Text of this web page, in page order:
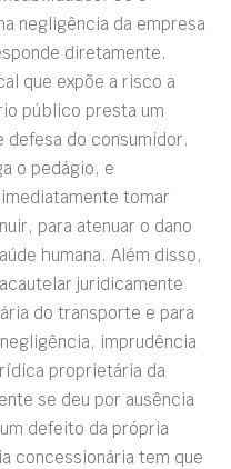
negligência da empresa
diretamente.
que expõe a risco a
público presta um
do consumidor.
o pedágio, e
tomar
para atenuar o dano
humana. Além disso,
juridicamente
do transporte e para
imprudência
proprietária da
se deu por ausência
defeito da própria
concessionária tem que